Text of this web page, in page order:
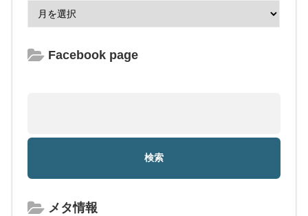
Facebook page
メタ情報